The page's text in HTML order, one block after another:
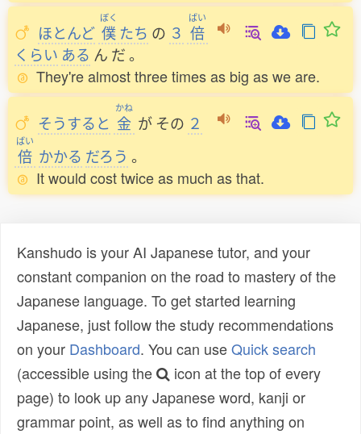
ほとんど
ぼく
僕たち の ３
ばい
倍
くらい ある ん だ。
They're almost three times as big as we are.
そうすると
かね
金 が その ２
ばい
倍 かかる だろう 。
It would cost twice as much as that.
Kanshudo is your AI Japanese tutor, and your
constant companion on the road to mastery of the
Japanese language. To get started learning
Japanese, just follow the study recommendations
on your Dashboard. You can useQuick search
(accessible using the
icon at the top of every
page) to look up any Japanese word, kanji or
grammar point, as well as to find anything on